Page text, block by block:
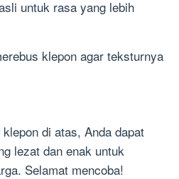
untuk rasa yang lebih
klepon agar teksturnya
di atas, Anda dapat
lezat dan enak untuk
Selamat mencoba!